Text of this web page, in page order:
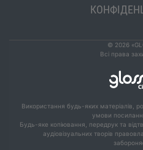
© 2026
Всі права
Використання будь-яких матеріалів,
умови
Будь-яке копіювання, передрук та
аудіовізуальних творів